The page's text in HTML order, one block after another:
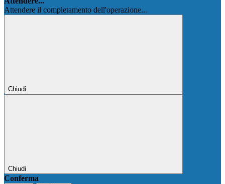
Attendere il completamento dell'operazione...
Chiudi
Chiudi
Conferma